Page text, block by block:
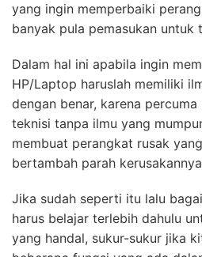
yang ingin memperbaiki
banyak pula pemasukan untuk
Dalam hal ini apabila ingin
HP/Laptop haruslah memiliki
dengan benar, karena
teknisi tanpa ilmu yang
membuat perangkat rusak
bertambah parah
Jika sudah seperti itu lalu
harus belajar terlebih dahulu
yang handal, sukur-sukur jika